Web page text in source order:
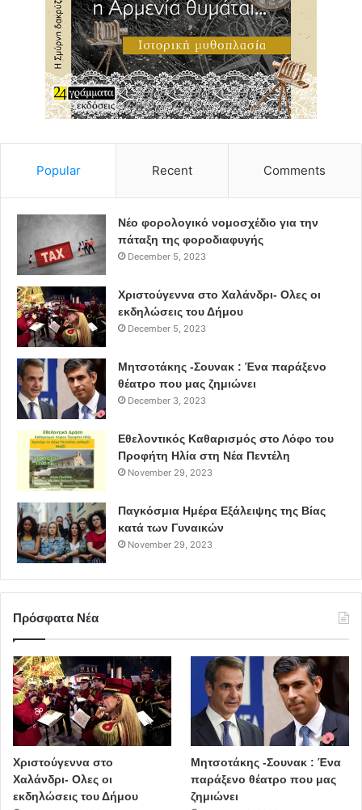
Popular Recent Comments
Νέο φορολογικό νομοσχέδιο για την
πάταξη της φοροδιαφυγής
December 5, 2023
Χριστούγεννα στο Χαλάνδρι- Ολες οι
εκδηλώσεις του Δήμου
December 5, 2023
Μητσοτάκης -Σουνακ : Ένα παράξενο
θέατρο που μας ζημιώνει
December 3, 2023
Εθελοντικός Καθαρισμός στο Λόφο του
Προφήτη Ηλία στη Νέα Πεντέλη
November 29, 2023
Παγκόσμια Ημέρα Εξάλειψης της Βίας
κατά των Γυναικών
November 29, 2023
Πρόσφατα Νέα
Χριστούγεννα στο
Χαλάνδρι- Ολες οι
εκδηλώσεις του Δήμου
Μητσοτάκης -Σουνακ : Ένα
παράξενο θέατρο που μας
ζημιώνει